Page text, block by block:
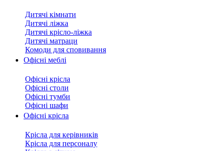
Дитячі кімнати
Дитячі ліжка
Дитячі крісло-ліжка
Дитячі матраци
Комоди для сповивання
Офісні меблі
Офісні крісла
Офісні столи
Офісні тумби
Офісні шафи
Офісні крісла
Крісла для керівників
Крісла для персоналу